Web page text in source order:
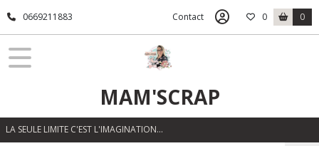
0669211883 Contact 0 0
MAM'SCRAP
LA SEULE LIMITE C'EST L'IMAGINATION…